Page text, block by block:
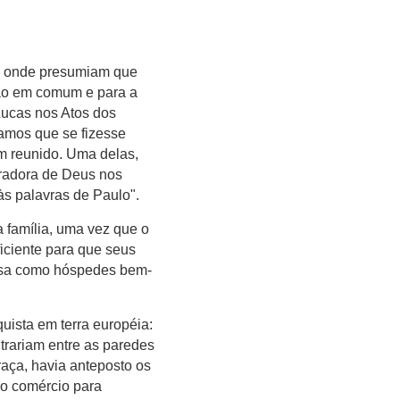
presumiam que
em comum e para a
nos Atos dos
que se fizesse
reunido. Uma delas,
de Deus nos
palavras de Paulo".
família, uma vez que o
para que seus
como hóspedes bem-
em terra européia:
entre as paredes
havia anteposto os
comércio para